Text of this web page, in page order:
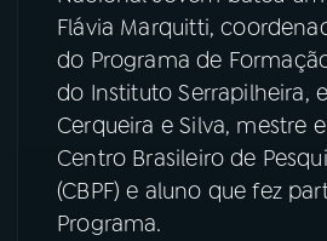
Flávia Marquitti,
do Programa de
do Instituto Serrapilheira,
Cerqueira e Silva, mestre
Centro Brasileiro de
(CBPF) e aluno que fez
Programa.